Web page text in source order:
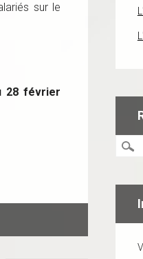
sur le
28 février